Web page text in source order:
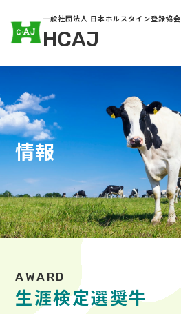
一般社団法人 日本ホルスタイン登録協会
HCAJ
情報
生涯検定選奨牛